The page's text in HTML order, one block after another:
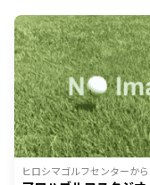
ヒロシマゴルフセンターから